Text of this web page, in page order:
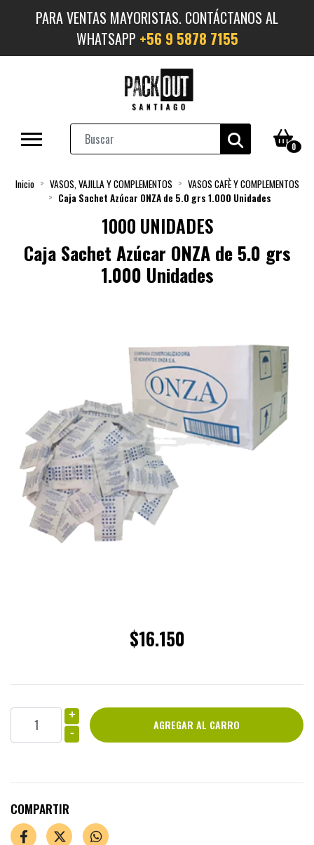
PARA VENTAS MAYORISTAS. CONTÁCTANOS AL
WHATSAPP +56 9 5878 7155
0
Inicio VASOS, VAJILLA Y COMPLEMENTOS
VASOS CAFÈ Y COMPLEMENTOS
Caja Sachet Azúcar ONZA de 5.0 grs 1.000 Unidades
1000 UNIDADES
Caja Sachet Azúcar ONZA de 5.0 grs
1.000 Unidades
$16.150
+
-
COMPARTIR